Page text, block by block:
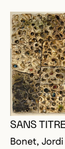
SANS
Bonet, Jordi